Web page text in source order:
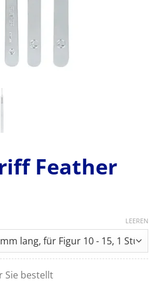
Feather
LEEREN
Sie bestellt